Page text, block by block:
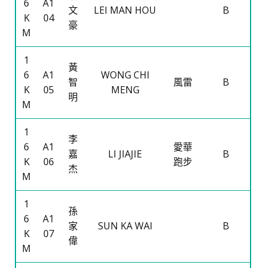
6
K
M
A1
04
文
豪
LEI MAN HOU B
1
6
K
M
A1
05
黃
智
明
WONG CHI
MENG
風雷 B
1
6
K
M
A1
06
李
嘉
杰
LI JIAJIE
愛華
跑步
B
1
6
K
M
A1
07
孫
家
偉
SUN KA WAI B